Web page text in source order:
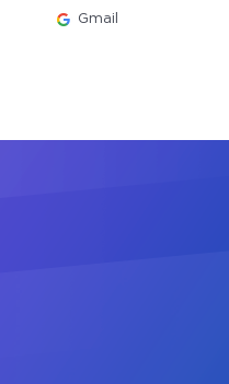
Gmail